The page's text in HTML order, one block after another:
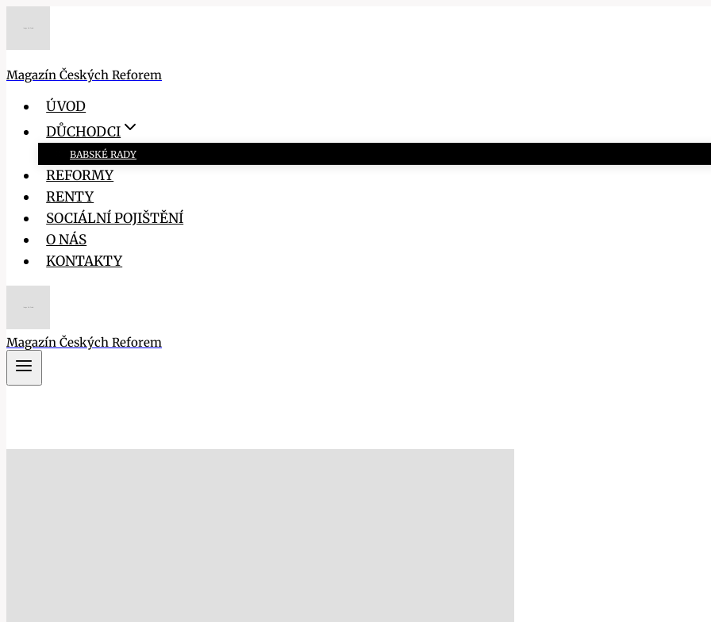
Magazín Českých Reforem
ÚVOD
DŮCHODCI
BABSKÉ RADY
REFORMY
RENTY
SOCIÁLNÍ POJIŠTĚNÍ
O NÁS
KONTAKTY
Magazín Českých Reforem